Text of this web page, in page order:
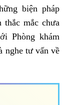
biện pháp
thắc mắc chưa
Phòng khám
nghe tư vấn về